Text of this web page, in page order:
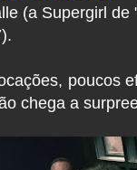
(a Supergirl de
poucos
chega a